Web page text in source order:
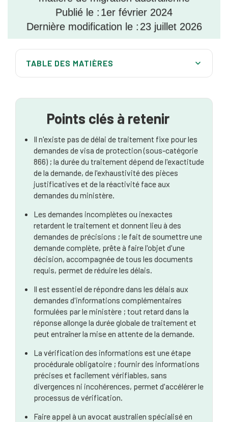
Publié le : 1er février 2024
Dernière modification le : 23 juillet 2026
TABLE DES MATIÈRES
Points clés à retenir
Il n'existe pas de délai de traitement fixe pour les
demandes de visa de protection (sous-catégorie
866) ; la durée du traitement dépend de l'exactitude
de la demande, de l'exhaustivité des pièces
justificatives et de la réactivité face aux
demandes du ministère.
Les demandes incomplètes ou inexactes
retardent le traitement et donnent lieu à des
demandes de précisions ; le fait de soumettre une
demande complète, prête à faire l'objet d'une
décision, accompagnée de tous les documents
requis, permet de réduire les délais.
Il est essentiel de répondre dans les délais aux
demandes d'informations complémentaires
formulées par le ministère ; tout retard dans la
réponse allonge la durée globale de traitement et
peut entraîner la mise en attente de la demande.
La vérification des informations est une étape
procédurale obligatoire ; fournir des informations
précises et facilement vérifiables, sans
divergences ni incohérences, permet d'accélérer le
processus de vérification.
Faire appel à un avocat australien spécialisé en